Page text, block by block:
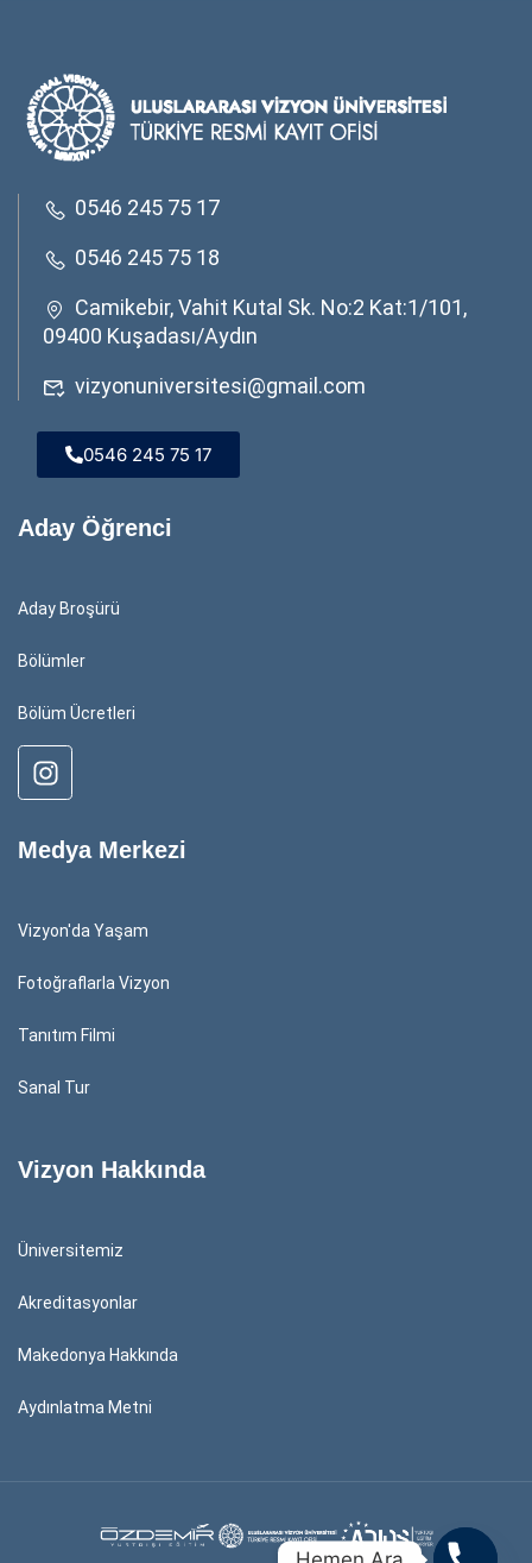
0546 245 75 17
0546 245 75 18
Camikebir, Vahit Kutal Sk. No:2 Kat:1/101,
09400 Kuşadası/Aydın
vizyonuniversitesi@gmail.com
0546 245 75 17
Aday Öğrenci
Aday Broşürü
Bölümler
Bölüm Ücretleri
Medya Merkezi
Vizyon'da Yaşam
Fotoğraflarla Vizyon
Tanıtım Filmi
Sanal Tur
Vizyon Hakkında
Üniversitemiz
Akreditasyonlar
Makedonya Hakkında
Aydınlatma Metni